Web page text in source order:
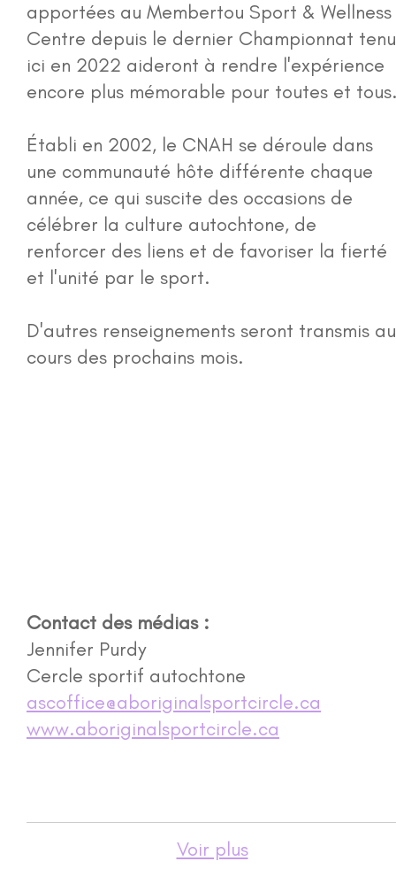
apportées au Membertou Sport & Wellness
Centre depuis le dernier Championnat tenu
ici en 2022 aideront à rendre l'expérience
encore plus mémorable pour toutes et
Établi en 2002, le CNAH se déroule dans
une communauté hôte différente chaque
année, ce qui suscite des occasions de
célébrer la culture autochtone, de
renforcer des liens et de favoriser la fierté
et l'unité par le sport.
D'autres renseignements seront transmis au
cours des prochains mois.
Contact des médias :
Jennifer Purdy
Cercle sportif autochtone
ascoffice@aboriginalsportcircle.ca
www.aboriginalsportcircle.ca
Voir plus